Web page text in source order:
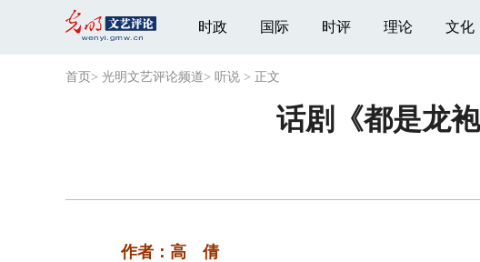
时政 国际 时评 理论 文化
首页 > 光明文艺评论频道> 听说 > 正文
话剧《都是龙
作者：高 倩